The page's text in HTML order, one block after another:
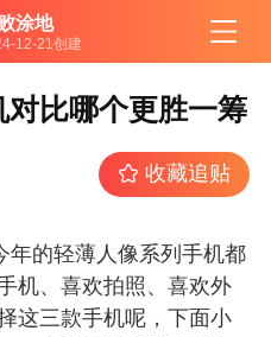
涂地
12-21创建
比哪个更胜一筹
收藏追贴
的轻薄人像系列手机都
机、喜欢拍照、喜欢外
这三款手机呢，下面小